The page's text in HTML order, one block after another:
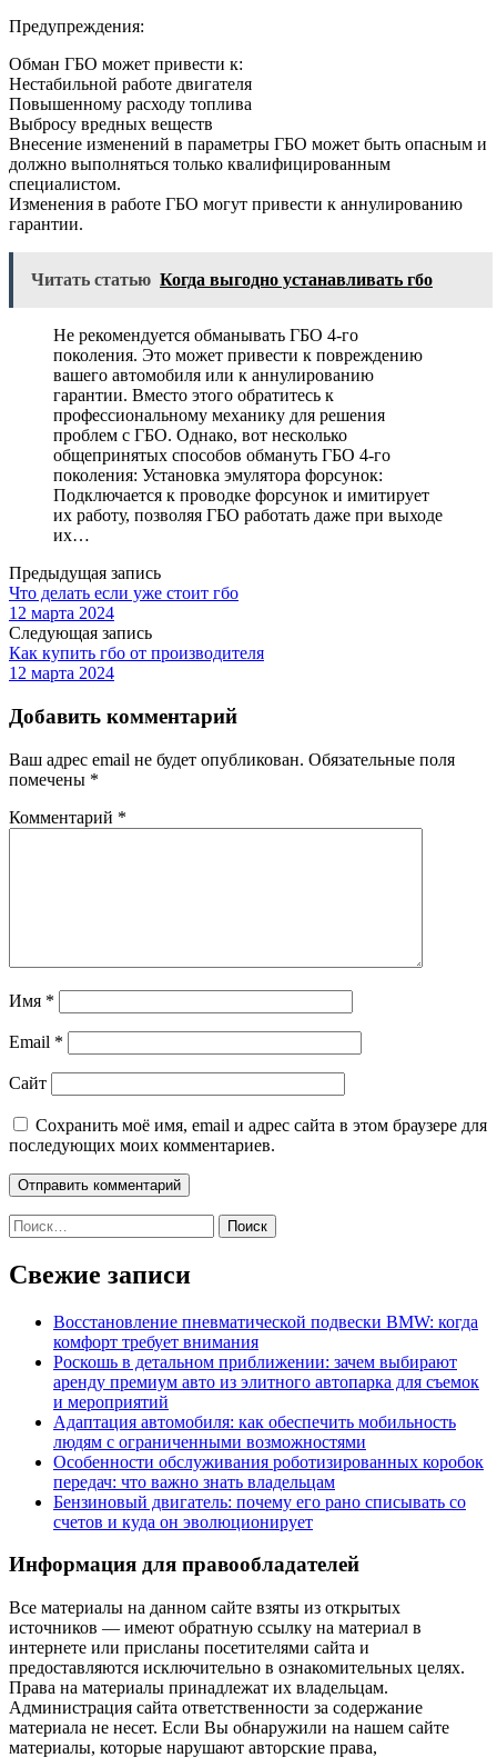
Предупреждения:
Обман ГБО может привести к:
Нестабильной работе двигателя
Повышенному расходу топлива
Выбросу вредных веществ
Внесение изменений в параметры ГБО может быть опасным и
должно выполняться только квалифицированным
специалистом.
Изменения в работе ГБО могут привести к аннулированию
гарантии.
Читать статью Когда выгодно устанавливать гбо
Не рекомендуется обманывать ГБО 4-го
поколения. Это может привести к повреждению
вашего автомобиля или к аннулированию
гарантии. Вместо этого обратитесь к
профессиональному механику для решения
проблем с ГБО. Однако, вот несколько
общепринятых способов обмануть ГБО 4-го
поколения: Установка эмулятора форсунок:
Подключается к проводке форсунок и имитирует
их работу, позволяя ГБО работать даже при выходе
их…
Предыдущая запись
Что делать если уже стоит гбо
12 марта 2024
Следующая запись
Как купить гбо от производителя
12 марта 2024
Добавить комментарий
Ваш адрес email не будет опубликован. Обязательные поля
помечены *
Комментарий *
Имя *
Email *
Сайт
Сохранить моё имя, email и адрес сайта в этом браузере для
последующих моих комментариев.
Найти:
Свежие записи
Восстановление пневматической подвески BMW: когда
комфорт требует внимания
Роскошь в детальном приближении: зачем выбирают
аренду премиум авто из элитного автопарка для съемок
и мероприятий
Адаптация автомобиля: как обеспечить мобильность
людям с ограниченными возможностями
Особенности обслуживания роботизированных коробок
передач: что важно знать владельцам
Бензиновый двигатель: почему его рано списывать со
счетов и куда он эволюционирует
Информация для правообладателей
Все материалы на данном сайте взяты из открытых
источников — имеют обратную ссылку на материал в
интернете или присланы посетителями сайта и
предоставляются исключительно в ознакомительных целях.
Права на материалы принадлежат их владельцам.
Администрация сайта ответственности за содержание
материала не несет. Если Вы обнаружили на нашем сайте
материалы, которые нарушают авторские права,